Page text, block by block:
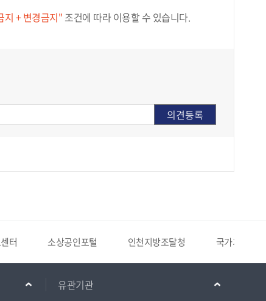
지 + 변경금지" 조건에 따라 이용할 수 있습니다.
터 소상공인포털 인천지방조달청 국가기록원
유관기관